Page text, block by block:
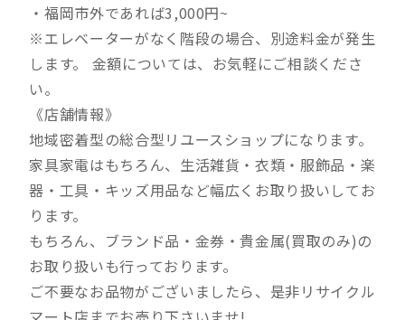
・福岡市外であれば3,000円~
※エレベーターがなく階段の場合、別途料金が発生
します。 金額については、お気軽にご相談くださ
い。
《店舗情報》
地域密着型の総合型リユースショップになります。
家具家電はもちろん、生活雑貨・衣類・服飾品・楽
器・工具・キッズ用品など幅広くお取り扱いしてお
ります。
もちろん、ブランド品・金券・貴金属(買取のみ)の
お取り扱いも行っております。
ご不要なお品物がございましたら、是非リサイクル